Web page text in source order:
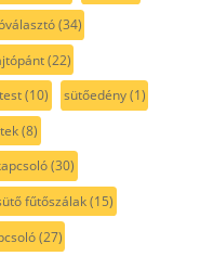
(34)
(22)
(10) sütőedény(1)
(8)
(30)
fűtőszálak(15)
(27)